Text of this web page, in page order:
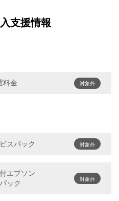
支援情報
料金 対象外
スパック 対象外
エプソン
ック
対象外